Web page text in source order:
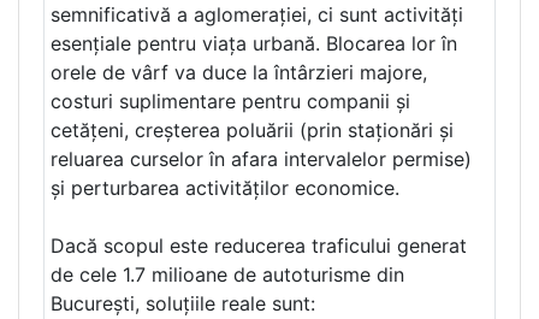
semnificativă a aglomerației, ci sunt activități
esențiale pentru viața urbană. Blocarea lor în
orele de vârf va duce la întârzieri majore,
costuri suplimentare pentru companii și
cetățeni, creșterea poluării (prin staționări și
reluarea curselor în afara intervalelor permise)
și perturbarea activităților economice.
Dacă scopul este reducerea traficului generat
de cele 1.7 milioane de autoturisme din
București, soluțiile reale sunt: